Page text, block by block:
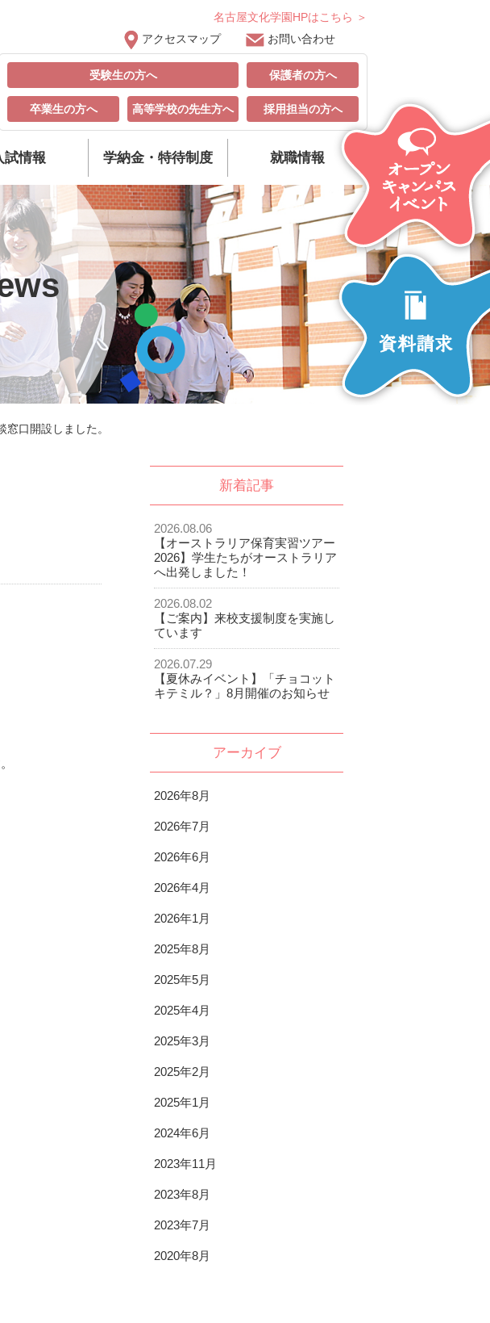
名古屋文化学園HPはこちら ＞
アクセスマップ
お問い合わせ
受験生の方へ 保護者の方へ
卒業生の方へ 高等学校の先生方へ 採用担当の方へ
試情報 学納金・特待制度 就職情報
窓口開設しました。
新着記事
2026.08.06
【オーストラリア保育実習ツアー
2026】学生たちがオーストラリア
へ出発しました！
2026.08.02
【ご案内】来校支援制度を実施し
ています
2026.07.29
【夏休みイベント】「チョコット
キテミル？」8月開催のお知らせ
アーカイブ
2026年8月
2026年7月
2026年6月
2026年4月
2026年1月
2025年8月
2025年5月
2025年4月
2025年3月
2025年2月
2025年1月
2024年6月
2023年11月
2023年8月
2023年7月
2020年8月